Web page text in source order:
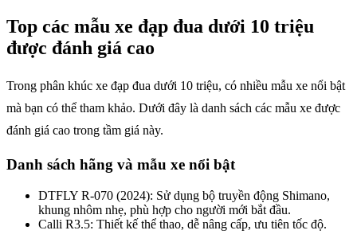
Top các mẫu xe đạp đua dưới 10 triệu
được đánh giá cao
Trong phân khúc xe đạp đua dưới 10 triệu, có nhiều mẫu xe nổi bật
mà bạn có thể tham khảo. Dưới đây là danh sách các mẫu xe được
đánh giá cao trong tầm giá này.
Danh sách hãng và mẫu xe nổi bật
DTFLY R-070 (2024): Sử dụng bộ truyền động Shimano,
khung nhôm nhẹ, phù hợp cho người mới bắt đầu.
Calli R3.5: Thiết kế thể thao, dễ nâng cấp, ưu tiên tốc độ.